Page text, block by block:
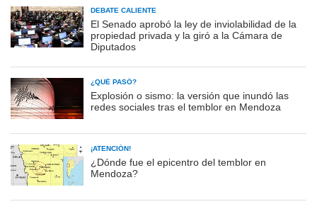
DEBATE CALIENTE
El Senado aprobó la ley de inviolabilidad de la
propiedad privada y la giró a la Cámara de
Diputados
¿QUÉ PASÓ?
Explosión o sismo: la versión que inundó las
redes sociales tras el temblor en Mendoza
¡ATENCIÓN!
¿Dónde fue el epicentro del temblor en
Mendoza?